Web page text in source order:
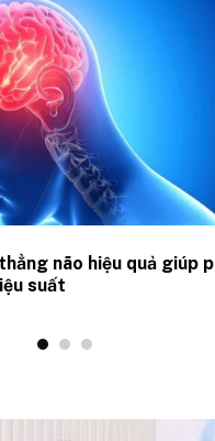
não hiệu quả giúp
suất